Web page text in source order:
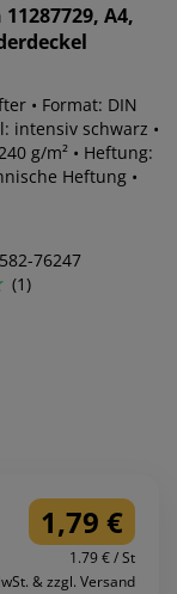
A4,
• Format: DIN
intensiv schwarz •
g/m² • Heftung:
Heftung •
76247
(1)
1,79 €
1.79 € / St
& zzgl. Versand